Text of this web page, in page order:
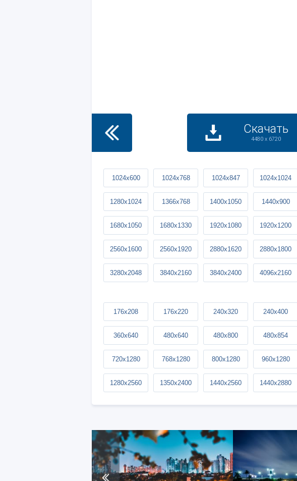
Скачать
4480 x 6720
1024x600 1024x768 1024x847 1024x1024
1280x1024 1366x768 1400x1050 1440x900
1680x1050 1680x1330 1920x1080 1920x1200
2560x1600 2560x1920 2880x1620 2880x1800
3280x2048 3840x2160 3840x2400 4096x2160
176x208 176x220 240x320 240x400
360x640 480x640 480x800 480x854
720x1280 768x1280 800x1280 960x1280
1280x2560 1350x2400 1440x2560 1440x2880